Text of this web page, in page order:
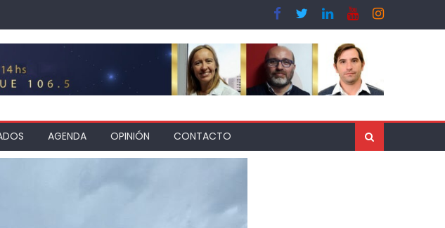
AGENDA OPINIÓN CONTACTO